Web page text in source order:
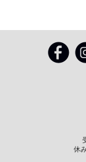
リーなのに、自分
る屍（リビングデ
ってしまうという
様も面白い！各キ
るパーツを組み合
マスコット「スク
ー」が完成します
ちらは「メガネは
必需品」ヴェルマ
とナルシストの気
イスガイ」フレッ
休